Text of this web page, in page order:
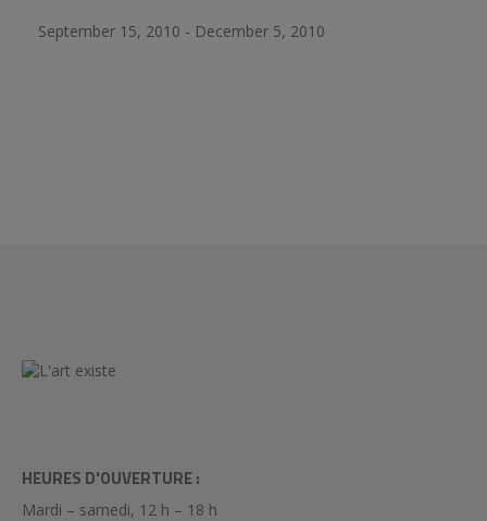
September 15, 2010 - December 5, 2010
HEURES D'OUVERTURE :
Mardi – samedi, 12 h – 18 h